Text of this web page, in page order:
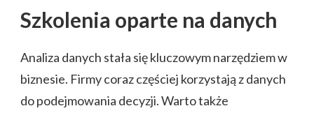
Szkolenia oparte na danych
Analiza danych stała się kluczowym narzędziem w
biznesie. Firmy coraz częściej korzystają z danych
do podejmowania decyzji. Warto także